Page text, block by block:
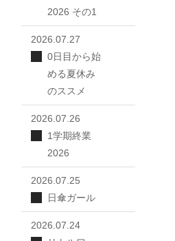
2026 その1
2026.07.27
0日目から始
める夏休み
のススメ
2026.07.26
1学期終業
2026
2026.07.25
日傘ガール
2026.07.24